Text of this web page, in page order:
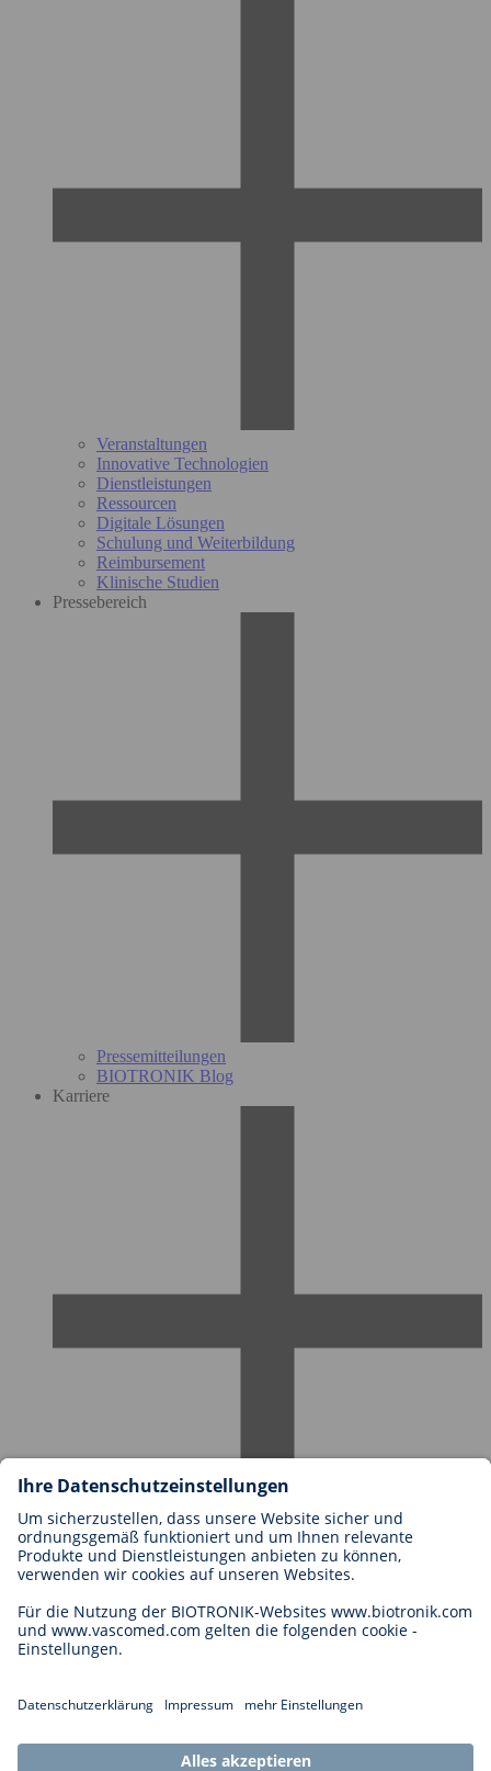
Veranstaltungen
Innovative Technologien
Dienstleistungen
Ressourcen
Digitale Lösungen
Schulung und Weiterbildung
Reimbursement
Klinische Studien
Pressebereich
Pressemitteilungen
BIOTRONIK Blog
Karriere
Karriere bei BIOTRONIK
Einstieg
Bewerbung
Karrierechancen
Cookie-Einstellungen